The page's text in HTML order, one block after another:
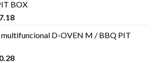
BOX
D-OVEN M / BBQ PIT